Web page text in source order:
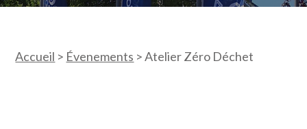
Accueil > Évenements >Atelier Zéro Déchet